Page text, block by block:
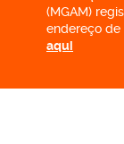
(MGAM)
endereço de
aqui